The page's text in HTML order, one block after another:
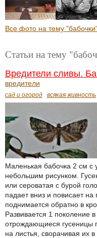
Все фото на тему
Статьи на тему
Вредители сливы.
вредители
сад и огород всякая живность
Маленькая бабочка 2 см
небольшим рисунком.
или сероватая с бурой
падает вниз и повисает
поднимается обратно в
Развивается 1 поколение
отрождающиеся гусеницы
на листья, сворачивая их